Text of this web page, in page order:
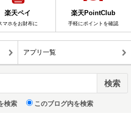
楽天ペイ
マホをお財布に
楽天PointClub
手軽にポイントを確認
アプリ一覧
検索 このブログ内を検索